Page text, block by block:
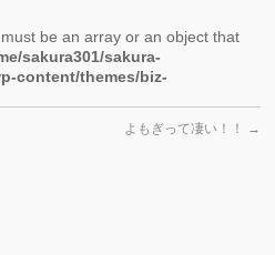
be an array or an object that
sakura301/sakura-
content/themes/biz-
よもぎって凄い！！ →